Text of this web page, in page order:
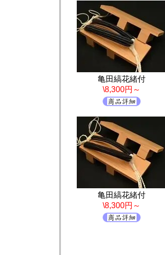
亀田縞花緒付
\8,300円～
亀田縞花緒付
\8,300円～